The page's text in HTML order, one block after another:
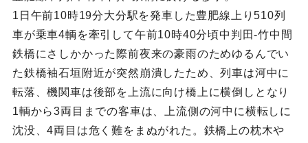
1日午前10時19分大分駅を発車した豊肥線上り510列
車が乗車4輌を牽引して午前10時40分頃中判田‐竹中間
鉄橋にさしかかった際前夜来の豪雨のためゆるんでい
た鉄橋袖石垣附近が突然崩潰したため、列車は河中に
転落、機関車は後部を上流に向け橋上に横倒しとなり
1輌から3両目までの客車は、上流側の河中に横転しに
沈没、4両目は危く難をまぬがれた。鉄橋上の枕木や